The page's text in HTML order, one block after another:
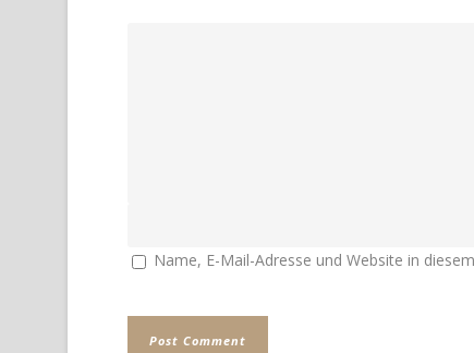
Name, E-Mail-Adresse und Website in